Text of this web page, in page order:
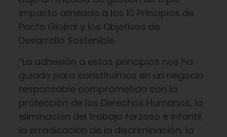
impacto alineado a los 10 Principios de
Pacto Global y los Objetivos de
Desarrollo Sostenible.
“La adhesión a estos principios nos ha
guiado para constituirnos en un negocio
responsable comprometido con la
protección de los Derechos Humanos, la
eliminación del trabajo forzoso e infantil,
la erradicación de la discriminación, la